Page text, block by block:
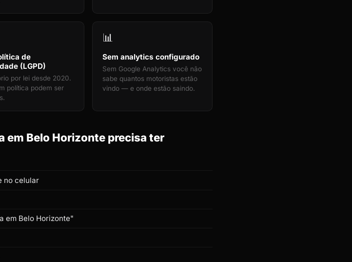
de
(LGPD)
por lei desde 2020.
política podem ser
📊
Sem analytics configurado
Sem Google Analytics você não
sabe quantos motoristas estão
vindo — e onde estão saindo.
em Belo Horizonte precisa ter
no celular
em Belo Horizonte"